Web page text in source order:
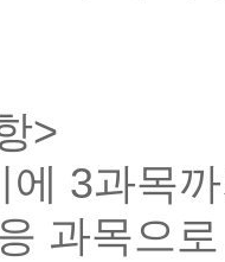
>
에 3과목
과목으